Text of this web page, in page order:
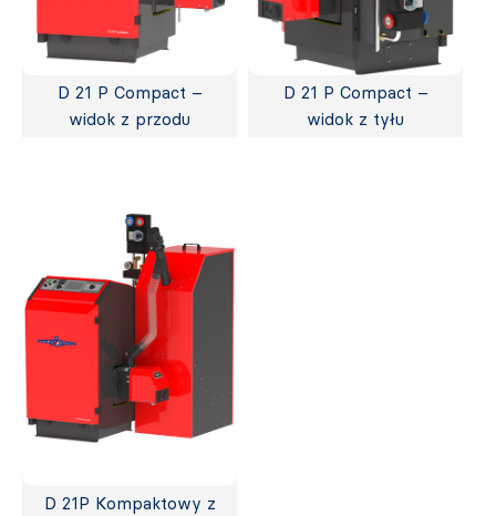
D 21 P Compact –
widok z przodu
D 21 P Compact –
widok z tyłu
D 21P Kompaktowy z